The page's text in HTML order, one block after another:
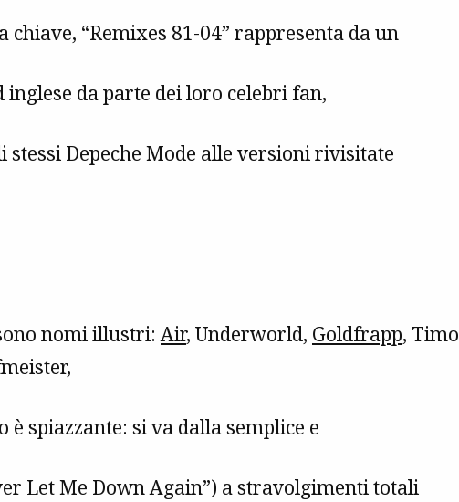
chiave, “Remixes 81-04” rappresenta da un
da parte dei loro celebri fan,
Depeche Mode alle versioni rivisitate
nomi illustri:Air, Underworld, Goldfrapp, Timo
spiazzante: si va dalla semplice e
Let Me Down Again”) a stravolgimenti totali